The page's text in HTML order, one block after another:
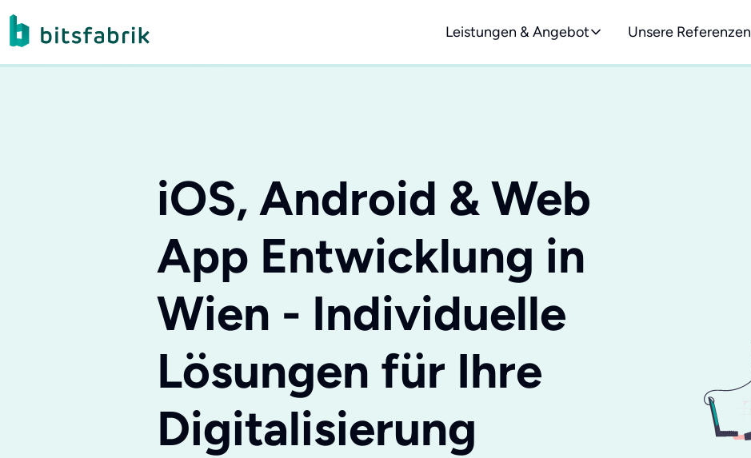
Leistungen & Angebot Unsere Referenzen
iOS, Android & Web
App Entwicklung in
Wien - Individuelle
Lösungen für Ihre
Digitalisierung